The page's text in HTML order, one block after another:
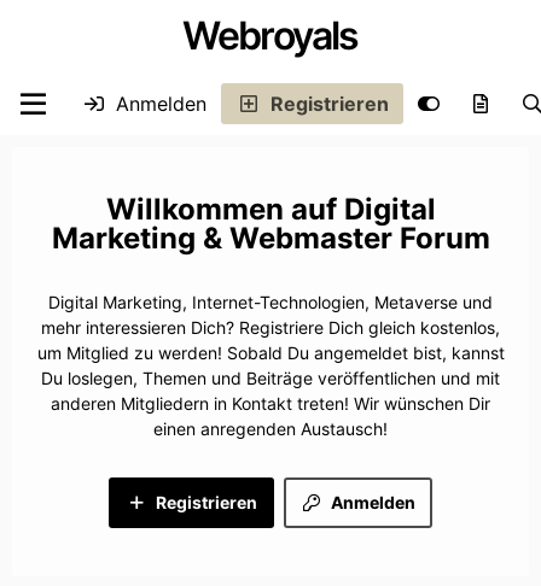
Webroyals
Anmelden Registrieren
Digital
Marketing & Webmaster Forum
Digital Marketing, Internet-Technologien, Metaverse und
mehr interessieren Dich? Registriere Dich gleich kostenlos,
um Mitglied zu werden! Sobald Du angemeldet bist, kannst
Du loslegen, Themen und Beiträge veröffentlichen und mit
anderen Mitgliedern in Kontakt treten! Wir wünschen Dir
einen anregenden Austausch!
Anmelden
Registrieren